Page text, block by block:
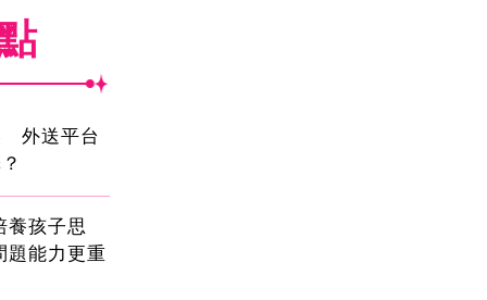
外送平台
養孩子思
題能力更重